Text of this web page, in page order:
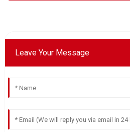
Leave Your Message